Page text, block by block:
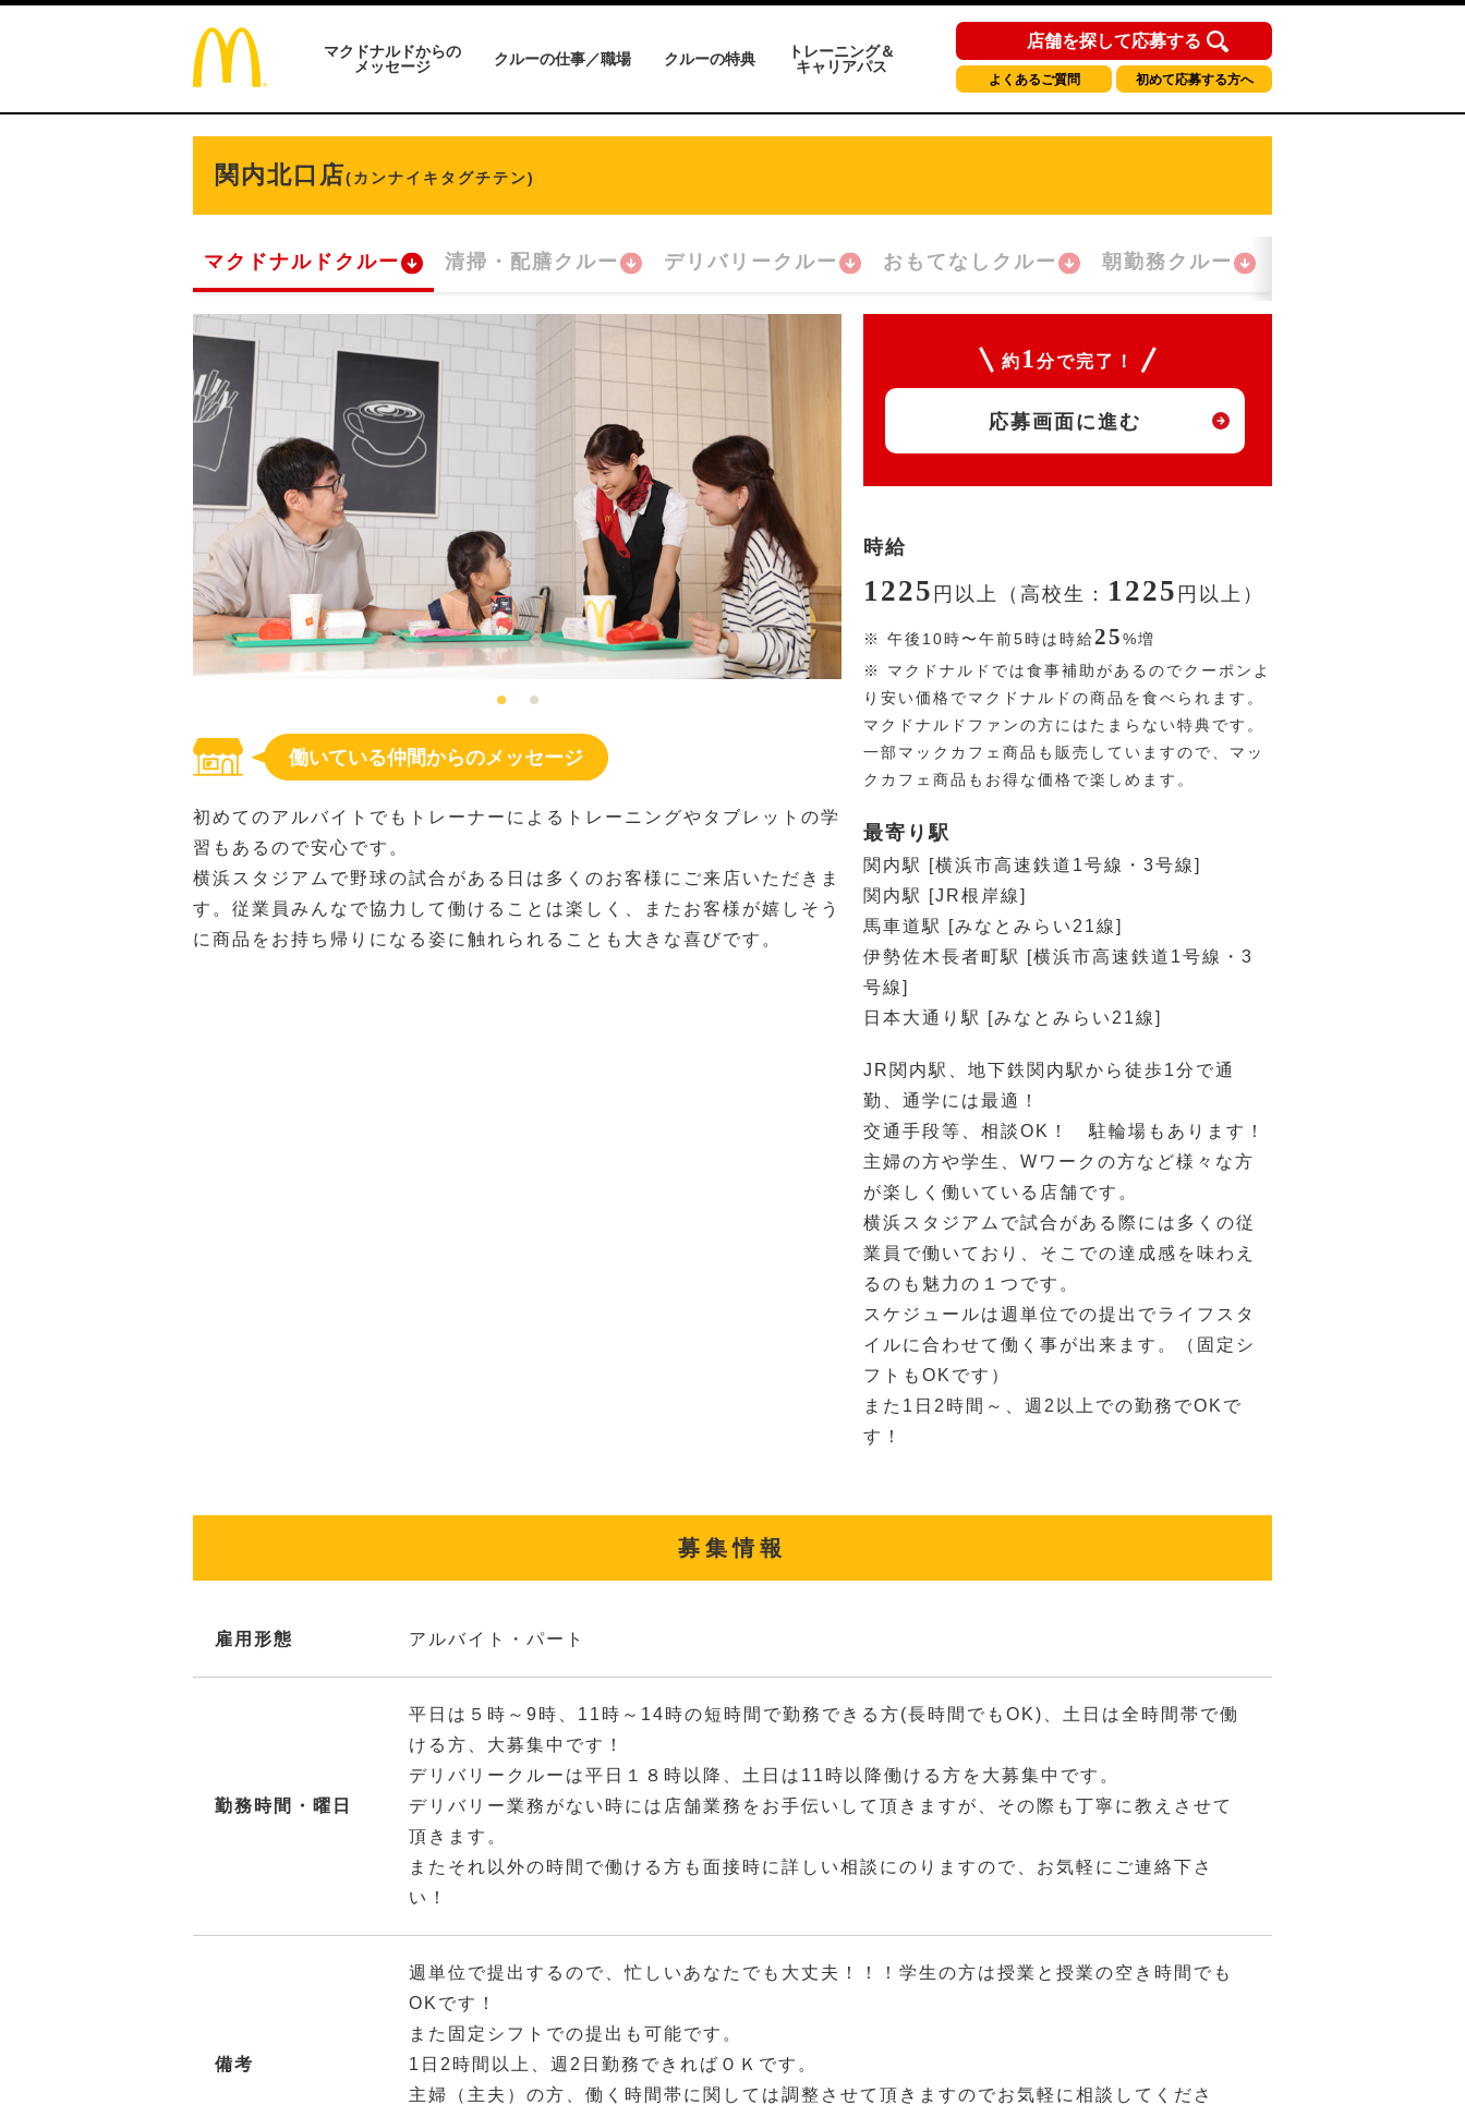
マクドナルドからの
メッセージ
クルーの仕事／職場 クルーの特典
トレーニング＆
キャリアパス
店舗を探して応募する
よくあるご質問 初めて応募する方へ
関内北口店(カンナイキタグチテン)
マクドナルドクルー 清掃・配膳クルー デリバリークルー おもてなしクルー 朝勤務クルー
働いている仲間からのメッセージ
初めてのアルバイトでもトレーナーによるトレーニングやタブレットの学
習もあるので安心です。
横浜スタジアムで野球の試合がある日は多くのお客様にご来店いただきま
す。従業員みんなで協力して働けることは楽しく、またお客様が嬉しそう
に商品をお持ち帰りになる姿に触れられることも大きな喜びです。
約 1 分で完了！
応募画面に進む
時給
1225 円 以上（高校生： 1225 円 以上）
※ 午後10時〜午前5時は時給25%増
※ マクドナルドでは食事補助があるのでクーポンよ
り安い価格でマクドナルドの商品を食べられます。
マクドナルドファンの方にはたまらない特典です。
一部マックカフェ商品も販売していますので、マッ
クカフェ商品もお得な価格で楽しめます。
最寄り駅
関内駅 [横浜市高速鉄道1号線・3号線]
関内駅 [JR根岸線]
馬車道駅 [みなとみらい21線]
伊勢佐木長者町駅 [横浜市高速鉄道1号線・3
号線]
日本大通り駅 [みなとみらい21線]
JR関内駅、地下鉄関内駅から徒歩1分で通
勤、通学には最適！
交通手段等、相談OK！ 駐輪場もあります！
主婦の方や学生、Wワークの方など様々な方
が楽しく働いている店舗です。
横浜スタジアムで試合がある際には多くの従
業員で働いており、そこでの達成感を味わえ
るのも魅力の１つです。
スケジュールは週単位での提出でライフスタ
イルに合わせて働く事が出来ます。（固定シ
フトもOKです）
また1日2時間～、週2以上での勤務でOKで
す！
募集情報
雇用形態 アルバイト・パート
勤務時間・曜日
平日は５時～9時、11時～14時の短時間で勤務できる方(長時間でもOK)、土日は全時間帯で働
ける方、大募集中です！
デリバリークルーは平日１８時以降、土日は11時以降働ける方を大募集中です。
デリバリー業務がない時には店舗業務をお手伝いして頂きますが、その際も丁寧に教えさせて
頂きます。
またそれ以外の時間で働ける方も面接時に詳しい相談にのりますので、お気軽にご連絡下さ
い！
備考
週単位で提出するので、忙しいあなたでも大丈夫！！！学生の方は授業と授業の空き時間でも
OKです！
また固定シフトでの提出も可能です。
1日2時間以上、週2日勤務できればＯＫです。
主婦（主夫）の方、働く時間帯に関しては調整させて頂きますのでお気軽に相談してくださ